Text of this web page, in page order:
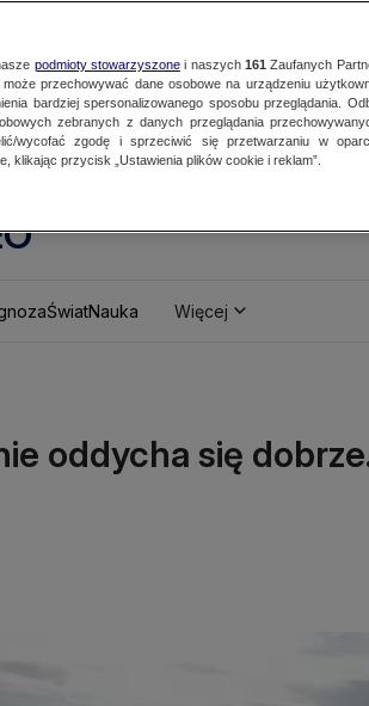
ŚwiatNauka Więcej
oddycha się
podmioty stowarzyszonei naszych 161 Zaufanych
przechowywać dane osobowe na urządzeniu
bardziej spersonalizowanego sposobu przeglądania.
zebranych z danych przeglądania
wycofać zgodę i sprzeciwić się przetwarzaniu w
klikając przycisk „Ustawienia plików cookie i reklam”.